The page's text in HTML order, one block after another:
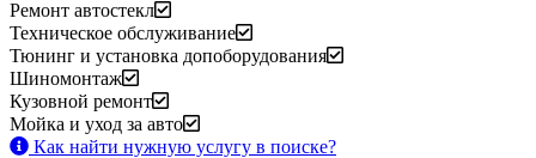
Ремонт автостекл
Техническое обслуживание
Тюнинг и установка допоборудования
Шиномонтаж
Кузовной ремонт
Мойка и уход за авто
Как найти нужную услугу в поиске?